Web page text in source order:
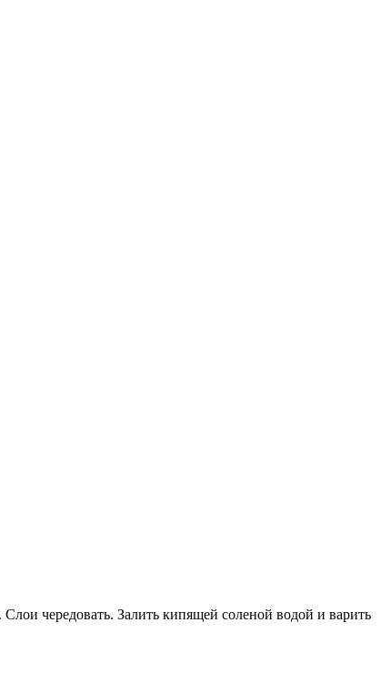
чередовать. Залить кипящей соленой водой и варить